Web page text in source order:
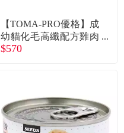
【TOMA-PRO優格】成
幼貓化毛高纖配方雞肉
+米1.5kg
$570